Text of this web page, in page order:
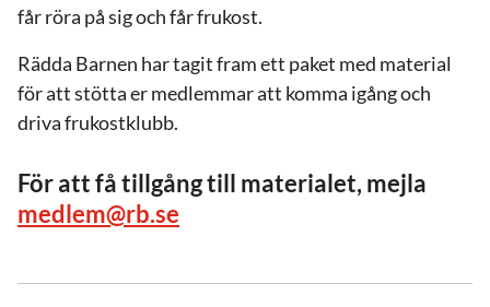
får röra på sig och får frukost.
Rädda Barnen har tagit fram ett paket med material
för att stötta er medlemmar att komma igång och
driva frukostklubb.
För att få tillgång till materialet, mejla
medlem@rb.se